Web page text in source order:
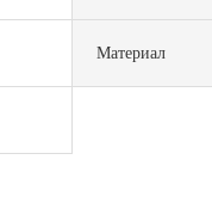
Материал